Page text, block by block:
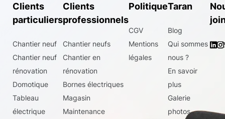
Clients
particuliers
Chantier neuf
Chantier neuf
rénovation
Domotique
Tableau
électrique
Clients
professionnels
Chantier neufs
Chantier en
rénovation
Bornes électriques
Magasin
Maintenance
Politique
CGV
Mentions
légales
Taran
Blog
Qui sommes
nous ?
En savoir
plus
Galerie
photos